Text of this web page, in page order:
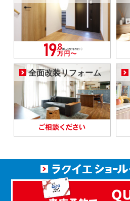
全面改装リフォーム